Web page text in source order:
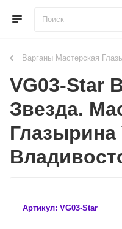
Варганы Мастерская
VG03-Star
Звезда.
Глазырина
Артикул: VG03-Star